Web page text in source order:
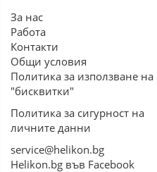
За нас
Работа
Контакти
Общи условия
Политика за използване на
"бисквитки"
Политика за сигурност на
личните данни
service@helikon.bg
Helikon.bg във Facebook